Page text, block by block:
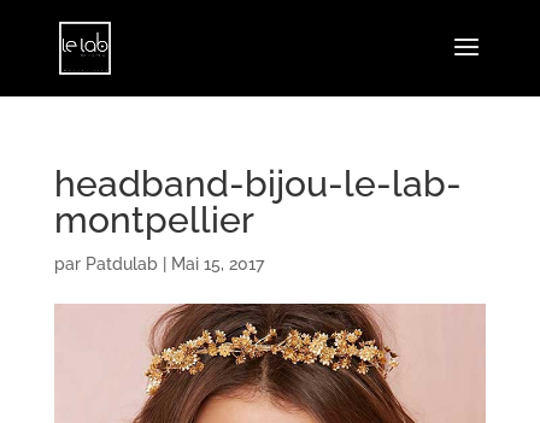
headband-bijou-le-lab-
montpellier
par Patdulab| Mai 15, 2017